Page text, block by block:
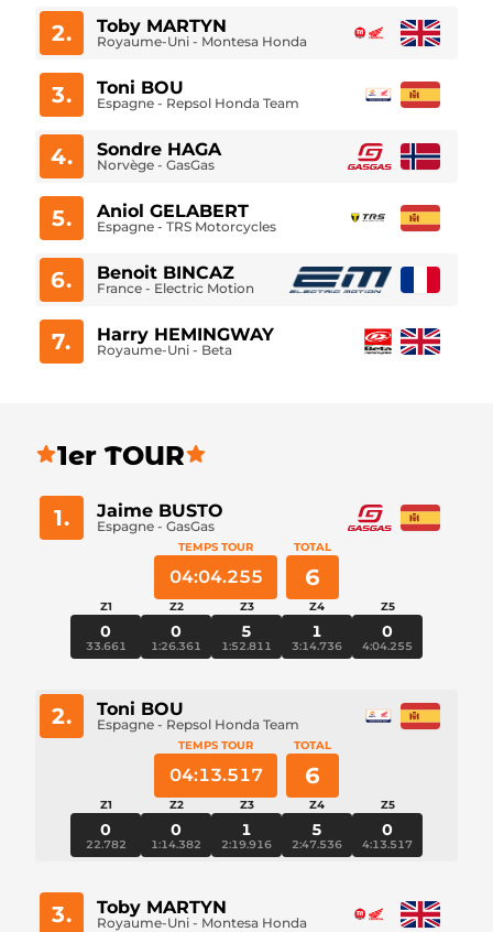
2. Toby MARTYN
Royaume-Uni - Montesa Honda
3. Toni BOU
Espagne - Repsol Honda Team
4. Sondre HAGA
Norvège - GasGas
5. Aniol GELABERT
Espagne - TRS Motorcycles
6. Benoit BINCAZ
France - Electric Motion
7. Harry HEMINGWAY
Royaume-Uni - Beta
1er TOUR
1. Jaime BUSTO
Espagne - GasGas
TEMPS TOUR
04:04.255
TOTAL
6
Z1
0
33.661
Z2
0
1:26.361
Z3
5
1:52.811
Z4
1
3:14.736
Z5
0
4:04.255
2. Toni BOU
Espagne - Repsol Honda Team
TEMPS TOUR
04:13.517
TOTAL
6
Z1
0
22.782
Z2
0
1:14.382
Z3
1
2:19.916
Z4
5
2:47.536
Z5
0
4:13.517
3. Toby MARTYN
Royaume-Uni - Montesa Honda